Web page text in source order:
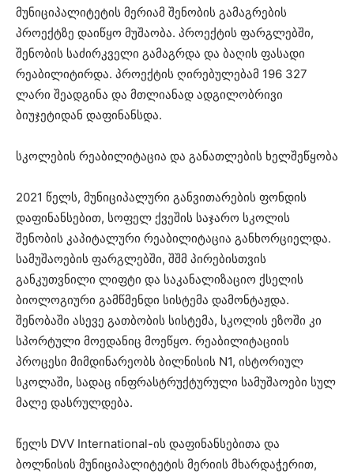
მუნიციპალიტეტის მერიამ შენობის გამაგრების
პროექტზე დაიწყო მუშაობა. პროექტის ფარგლებში,
შენობის საძირკველი გამაგრდა და ბაღის ფასადი
რეაბილიტირდა. პროექტის ღირებულებამ 196 327
ლარი შეადგინა და მთლიანად ადგილობრივი
ბიუჯეტიდან დაფინანსდა.
სკოლების რეაბილიტაცია და განათლების ხელშეწყობა
2021 წელს, მუნიციპალური განვითარების ფონდის
დაფინანსებით, სოფელ ქვეშის საჯარო სკოლის
შენობის კაპიტალური რეაბილიტაცია განხორციელდა.
სამუშაოების ფარგლებში, შშმ პირებისთვის
განკუთვნილი ლიფტი და საკანალიზაციო ქსელის
ბიოლოგიური გამწმენდი სისტემა დამონტაჟდა.
შენობაში ასევე გათბობის სისტემა, სკოლის ეზოში კი
სპორტული მოედანიც მოეწყო. რეაბილიტაციის
პროცესი მიმდინარეობს ბილნისის N1, ისტორიულ
სკოლაში, სადაც ინფრასტრუქტურული სამუშაოები სულ
მალე დასრულდება.
წელს DVV International-ის დაფინანსებითა და
ბოლნისის მუნიციპალიტეტის მერიის მხარდაჭერით,